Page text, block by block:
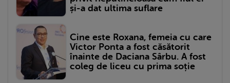
și-a dat ultima suflare
Cine este Roxana, femeia cu care
Victor Ponta a fost căsătorit
înainte de Daciana Sârbu. A fost
coleg de liceu cu prima soție